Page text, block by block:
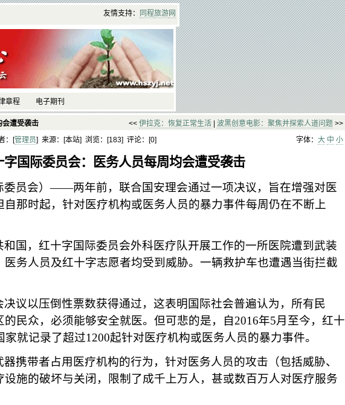
友情支持： 同程旅游网
章程 电子期刊
会遭受袭击 << 伊拉克：恢复正常生活 波黑创意电影：聚焦并探索人道问题 >>
：[管理员] 来源：[本站] 浏览：[183] 评论：[0] 字体： 大 中 小
字国际委员会：医务人员每周均会遭受袭击
委员会）——两年前，联合国安理会通过一项决议，旨在增强对医
那时起，针对医疗机构或医务人员的暴力事件每周仍在不断上
和国，红十字国际委员会外科医疗队开展工作的一所医院遭到武装
医务人员及红十字志愿者均受到威胁。一辆救护车也遭遇当街拦截
议以压倒性票数获得通过，这表明国际社会普遍认为，所有民
民众，必须能够安全就医。但可悲的是，自2016年5月至今，红十
就记录了超过1200起针对医疗机构或医务人员的暴力事件。
携带者占用医疗机构的行为，针对医务人员的攻击（包括威胁、
施的破坏与关闭，限制了成千上万人，甚或数百万人对医疗服务